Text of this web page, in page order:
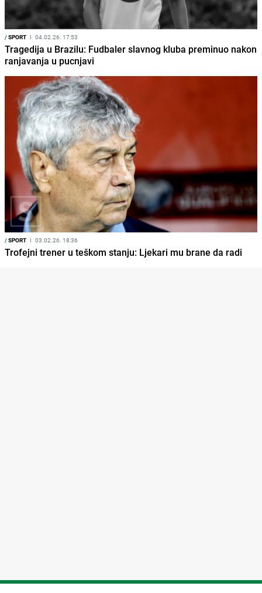
/SPORT I 04.02.26. 17:53
Tragedija u Brazilu: Fudbaler slavnog kluba preminuo nakon
ranjavanja u pucnjavi
/SPORT I 03.02.26. 18:36
Trofejni trener u teškom stanju: Ljekari mu brane da radi